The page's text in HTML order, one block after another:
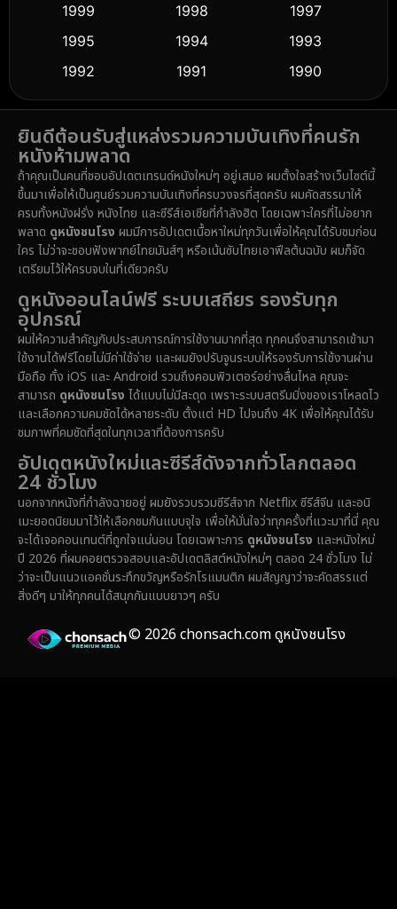
Dance เต้น (10)
Detective สืบสวน (57)
Disaster
Disney+ (5)
Documentary สารคดี (90)
Dystopian
Emotional (61)
Epic มหากาพย์ (216)
Family ครอบครัว
Fantasy จินตนาการ (316)
Fiction (14)
Gothic
1999
1998
1997
1995
1994
1993
1992
1991
1990
1989
1988
1986
1985
1983
1982
1981
1971
1962 1953
ยินดีต้อนรับสู่แหล่งรวมความบันเทิงที่คนรัก
หนังห้ามพลาด
ถ้าคุณเป็นคนที่ชอบอัปเดตเทรนด์หนังใหม่ๆ อยู่เสมอ ผมตั้งใจสร้างเว็บไซต์นี้
ขึ้นมาเพื่อให้เป็นศูนย์รวมความบันเทิงที่ครบวงจรที่สุดครับ ผมคัดสรรมาให้
ครบทั้งหนังฝรั่ง หนังไทย และซีรีส์เอเชียที่กำลังฮิต โดยเฉพาะใครที่ไม่อยาก
พลาด ดูหนังชนโรง ผมมีการอัปเดตเนื้อหาใหม่ทุกวันเพื่อให้คุณได้รับชมก่อน
ใคร ไม่ว่าจะชอบฟังพากย์ไทยมันส์ๆ หรือเน้นซับไทยเอาฟีลต้นฉบับ ผมก็จัด
เตรียมไว้ให้ครบจบในที่เดียวครับ
ดูหนังออนไลน์ฟรี ระบบเสถียร รองรับทุก
อุปกรณ์
ผมให้ความสำคัญกับประสบการณ์การใช้งานมากที่สุด ทุกคนจึงสามารถเข้ามา
ใช้งานได้ฟรีโดยไม่มีค่าใช้จ่าย และผมยังปรับจูนระบบให้รองรับการใช้งานผ่าน
มือถือ ทั้ง iOS และ Android รวมถึงคอมพิวเตอร์อย่างลื่นไหล คุณจะ
สามารถ ดูหนังชนโรง ได้แบบไม่มีสะดุด เพราะระบบสตรีมมิ่งของเราโหลดไว
และเลือกความคมชัดได้หลายระดับ ตั้งแต่ HD ไปจนถึง 4K เพื่อให้คุณได้รับ
ชมภาพที่คมชัดที่สุดในทุกเวลาที่ต้องการครับ
อัปเดตหนังใหม่และซีรีส์ดังจากทั่วโลกตลอด
24 ชั่วโมง
นอกจากหนังที่กำลังฉายอยู่ ผมยังรวบรวมซีรีส์จาก Netflix ซีรีส์จีน และอนิ
เมะยอดนิยมมาไว้ให้เลือกชมกันแบบจุใจ เพื่อให้มั่นใจว่าทุกครั้งที่แวะมาที่นี่ คุณ
จะได้เจอคอนเทนต์ที่ถูกใจแน่นอน โดยเฉพาะการ ดูหนังชนโรง และหนังใหม่
ปี 2026 ที่ผมคอยตรวจสอบและอัปเดตลิสต์หนังใหม่ๆ ตลอด 24 ชั่วโมง ไม่
ว่าจะเป็นแนวแอคชั่นระทึกขวัญหรือรักโรแมนติก ผมสัญญาว่าจะคัดสรรแต่
สิ่งดีๆ มาให้ทุกคนได้สนุกกันแบบยาวๆ ครับ
© 2026 chonsach.com ดูหนังชนโรง